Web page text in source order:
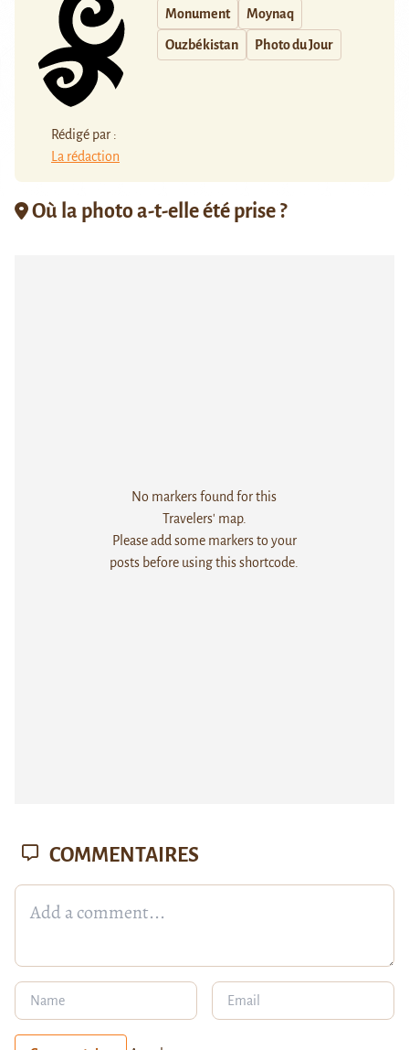
Rédigé par :
La rédaction
Monument Moynaq
Ouzbékistan Photo du Jour
Où la photo a-t-elle été prise ?
No markers found for this
Travelers' map.
Please add some markers to your
posts before using this shortcode.
COMMENTAIRES